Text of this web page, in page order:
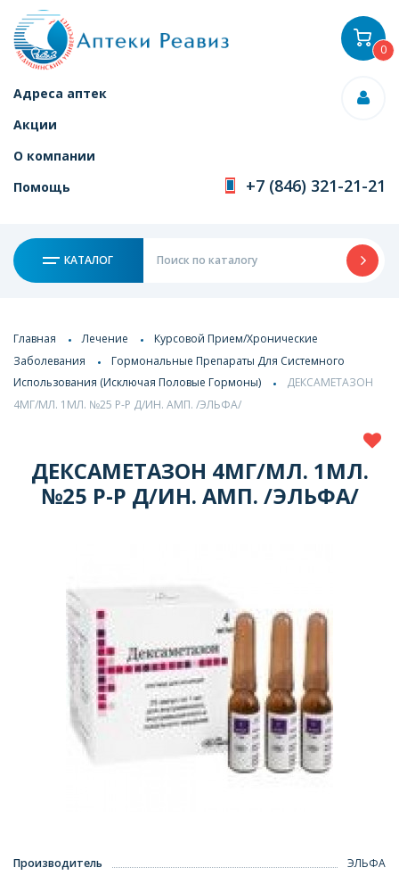
Адреса аптек
Акции
О компании
Помощь
+7 (846) 321-21-21
КАТАЛОГ
0
Главная Лечение
Курсовой Прием/Хронические
Заболевания
Гормональные Препараты Для Системного
Использования (Исключая Половые Гормоны)
ДЕКСАМЕТАЗОН
4МГ/МЛ. 1МЛ. №25 Р-Р Д/ИН. АМП. /ЭЛЬФА/
ДЕКСАМЕТАЗОН 4МГ/МЛ. 1МЛ.
№25 Р-Р Д/ИН. АМП. /ЭЛЬФА/
Производитель
ЭЛЬФА